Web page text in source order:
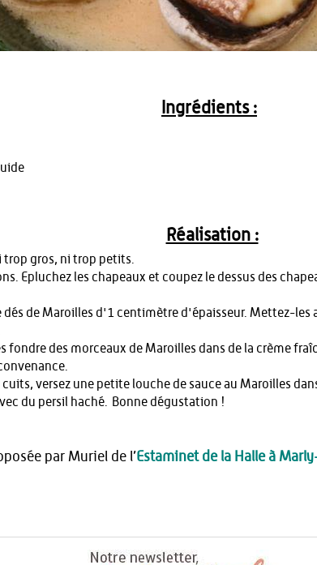
Ingrédients :
Réalisation :
trop gros, ni trop petits.
Epluchez les chapeaux et coupez le dessus des
dés de Maroilles d'1 centimètre d'épaisseur. Mettez-
fondre des morceaux de Maroilles dans de la crème
versez une petite louche de sauce au Maroilles
du persil haché. Bonne dégustation !
par Muriel de l’Estaminet de la Halle à